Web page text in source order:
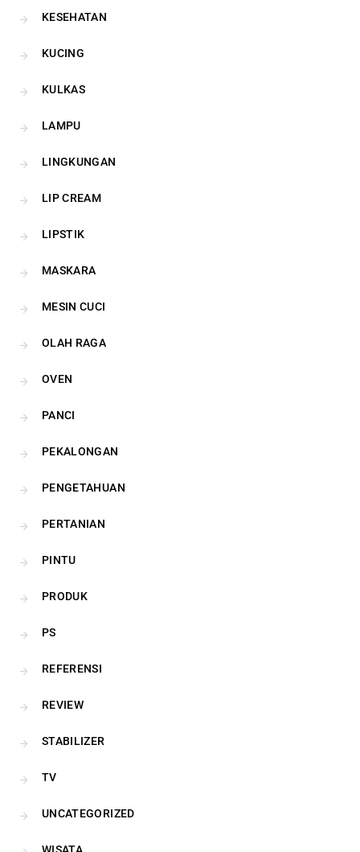
KESEHATAN
KUCING
KULKAS
LAMPU
LINGKUNGAN
LIP CREAM
LIPSTIK
MASKARA
MESIN CUCI
OLAH RAGA
OVEN
PANCI
PEKALONGAN
PENGETAHUAN
PERTANIAN
PINTU
PRODUK
PS
REFERENSI
REVIEW
STABILIZER
TV
UNCATEGORIZED
WISATA